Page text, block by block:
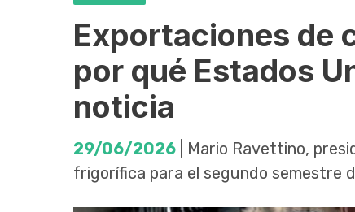
Exportaciones de
por qué Estados
noticia
29/06/2026 | Mario Ravettino,
frigorífica para el segundo semestre